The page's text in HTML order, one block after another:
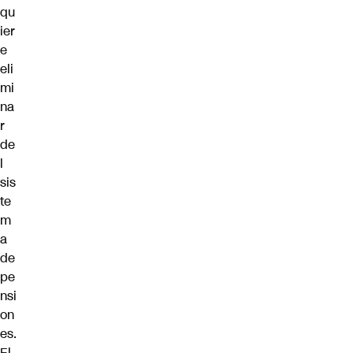
qu
ier
e
eli
mi
na
r
de
l
sis
te
m
a
de
pe
nsi
on
es.